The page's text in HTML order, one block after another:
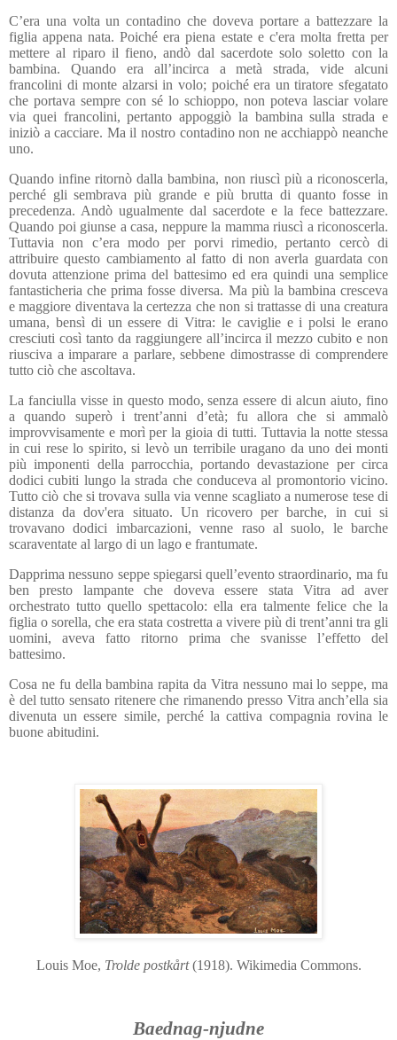
C’era una volta un contadino che doveva portare a battezzare la
figlia appena nata. Poiché era piena estate e c'era molta fretta per
mettere al riparo il fieno, andò dal sacerdotesolo soletto con la
bambina. Quando era all’incirca a metà strada, vide alcuni
francolini di monte alzarsi in volo; poiché era un tiratore sfegatato
che portava sempre con sé lo schioppo, non poteva lasciar volare
via quei francolini, pertanto appoggiò la bambina sulla strada e
iniziò a cacciare. Ma il nostro contadino non ne acchiappò neanche
uno.
Quando infine ritornò dalla bambina, non riuscì più a riconoscerla,
perché gli sembrava più grande e più brutta di quanto fosse in
precedenza. Andò ugualmente dal sacerdote e la fece battezzare.
Quando poi giunse a casa, neppure la mamma riuscì a riconoscerla.
Tuttavia non c’era modo per porvi rimedio, pertanto cercò di
attribuire questo cambiamento al fatto di non averla guardata con
dovuta attenzione prima del battesimo ed era quindi una semplice
fantasticheria che prima fosse diversa. Ma più la bambina cresceva
e maggiore diventava la certezza che non si trattasse di una creatura
umana, bensì di un essere di Vitra: le caviglie e i polsi le erano
cresciuti così tanto da raggiungere all’incirca il mezzo cubito e non
riusciva a imparare a parlare, sebbene dimostrasse di comprendere
tutto ciò che ascoltava.
La fanciulla visse in questo modo, senza essere di alcun aiuto, fino
a quando superò i trent’anni d’età; fu allora che si ammalò
improvvisamente e morì per la gioia di tutti. Tuttavia la notte stessa
in cui rese lo spirito, si levò un terribile uragano da uno dei monti
più imponenti della parrocchia, portando devastazione per circa
dodici cubiti lungo la strada che conduceva al promontorio vicino.
Tutto ciò che si trovava sulla via venne scagliato a numerose tese di
distanza da dov'era situato. Un ricovero per barche, in cui si
trovavano dodici imbarcazioni, venne raso al suolo, le barche
scaraventate al largo di un lago e frantumate.
Dapprima nessuno seppe spiegarsi quell’evento straordinario, ma fu
ben presto lampante che doveva essere stata Vitra ad aver
orchestrato tutto quello spettacolo: ella era talmente felice che la
figlia o sorella, che era stata costretta a vivere più di trent’anni tra gli
uomini, aveva fatto ritorno prima che svanisse l’effetto del
battesimo.
Cosa ne fu della bambina rapita da Vitra nessuno mai lo seppe, ma
è del tutto sensato ritenere che rimanendo presso Vitra anch’ella sia
divenuta un essere simile, perché la cattiva compagnia rovina le
buone abitudini.
Louis Moe, Trolde postkårt(1918). Wikimedia Commons.
Baednag-njudne